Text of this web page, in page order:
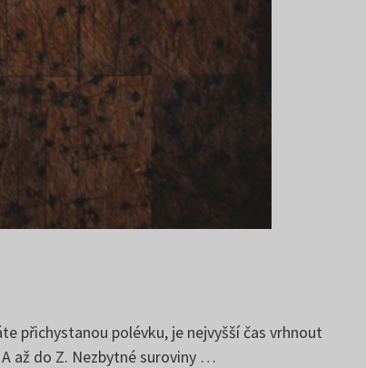
přichystanou polévku, je nejvyšší čas vrhnout
až do Z. Nezbytné suroviny …